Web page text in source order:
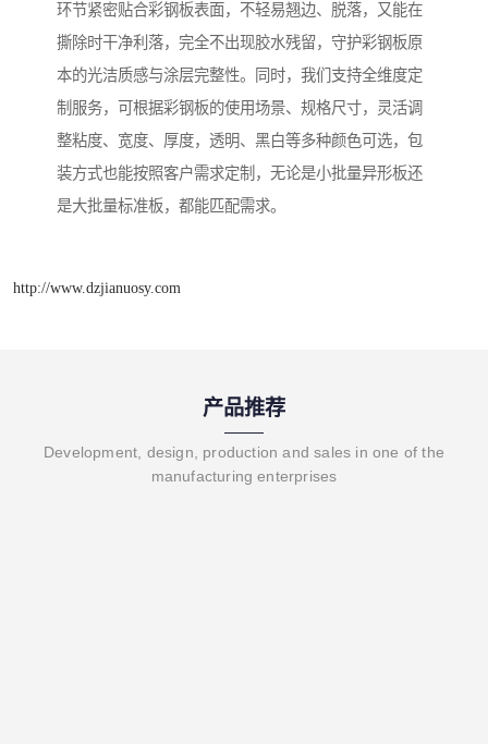
环节紧密贴合彩钢板表面，不轻易翘边、脱落，又能在
撕除时干净利落，完全不出现胶水残留，守护彩钢板原
本的光洁质感与涂层完整性。同时，我们支持全维度定
制服务，可根据彩钢板的使用场景、规格尺寸，灵活调
整粘度、宽度、厚度，透明、黑白等多种颜色可选，包
装方式也能按照客户需求定制，无论是小批量异形板还
是大批量标准板，都能匹配需求。
http://www.dzjianuosy.com
产品推荐
Development, design, production and sales in one of the
manufacturing enterprises